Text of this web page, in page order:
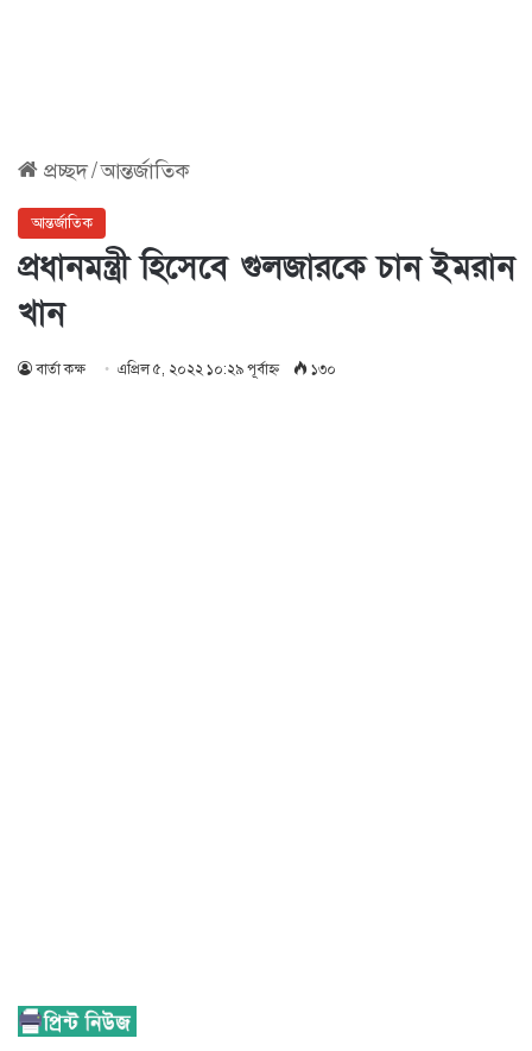
প্রচ্ছদ/আন্তর্জাতিক
আন্তর্জাতিক
প্রধানমন্ত্রী হিসেবে গুলজারকে চান ইমরান
খান
বার্তা কক্ষ এপ্রিল ৫, ২০২২ ১০:২৯ পূর্বাহ্ণ ১৩০